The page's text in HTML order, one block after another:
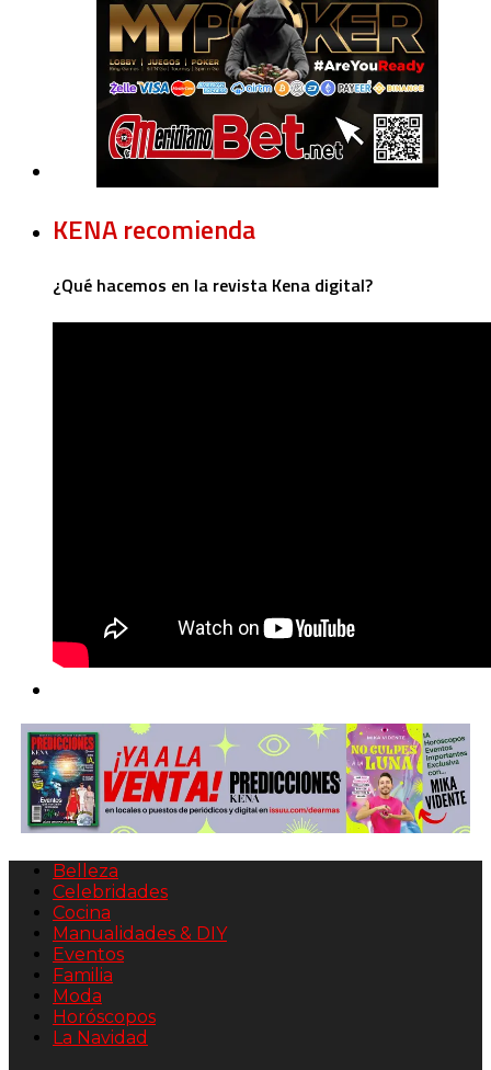
KENA recomienda
¿Qué hacemos en la revista Kena digital?
Belleza
Celebridades
Cocina
Manualidades & DIY
Eventos
Familia
Moda
Horóscopos
La Navidad